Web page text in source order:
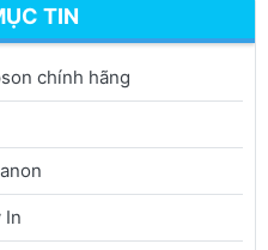
TIN
chính hãng
In